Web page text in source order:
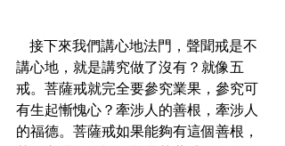
接下來我們講心地法門，聲聞戒是不
講心地，就是講究做了沒有？就像五
戒。菩薩戒就完全要參究業果，參究可
有生起慚愧心？牽涉人的善根，牽涉人
的福德。菩薩戒如果能夠有這個善根，